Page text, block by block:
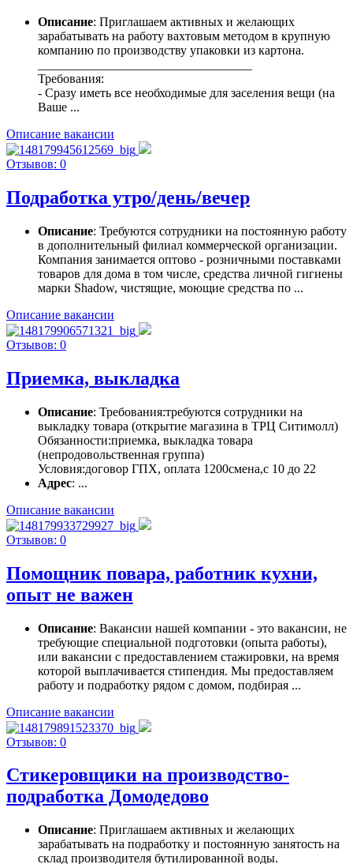
Описание: Приглашаем активных и желающих
зарабатывать на работу вахтовым методом в крупную
компанию по производству упаковки из картона.
Требования:
- Сразу иметь все необходимые для заселения вещи (на
Ваше ...
Описание вакансии
Отзывов: 0
Подработка утро/день/вечер
Описание: Требуются сотрудники на постоянную работу
в дополнительный филиал коммерческой организации.
Компания занимается оптово - розничными поставками
товаров для дома в том числе, средства личной гигиены
марки Shadow, чистящие, моющие средства по ...
Описание вакансии
Отзывов: 0
Приемка, выкладка
Описание: Требования:требуются сотрудники на
выкладку товара (открытие магазина в ТРЦ Ситимолл)
Обязанности:приемка, выкладка товара
(непродовольственная группа)
Условия:договор ГПХ, оплата 1200смена,с 10 до 22
Адрес: ...
Описание вакансии
Отзывов: 0
Помощник повара, работник кухни,
опыт не важен
Описание: Вакансии нашей компании - это вакансии, не
требующие специальной подготовки (опыта работы),
или вакансии с предоставлением стажировки, на время
которой выплачивается стипендия. Мы предоставляем
работу и подработку рядом с домом, подбирая ...
Описание вакансии
Отзывов: 0
Стикеровщики на производство-
подработка Домодедово
Описание: Приглашаем активных и желающих
зарабатывать на подработку и постоянную занятость на
склад производителя бутилированной воды.